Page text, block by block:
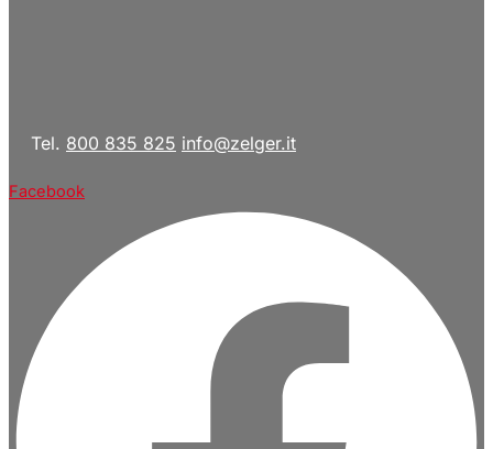
Tel. 800 835 825 info@zelger.it
Facebook